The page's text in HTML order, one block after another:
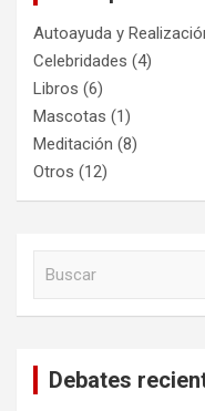
Autoayuda y
Celebridades (4)
Libros (6)
Mascotas (1)
Meditación (8)
Otros (12)
Debates